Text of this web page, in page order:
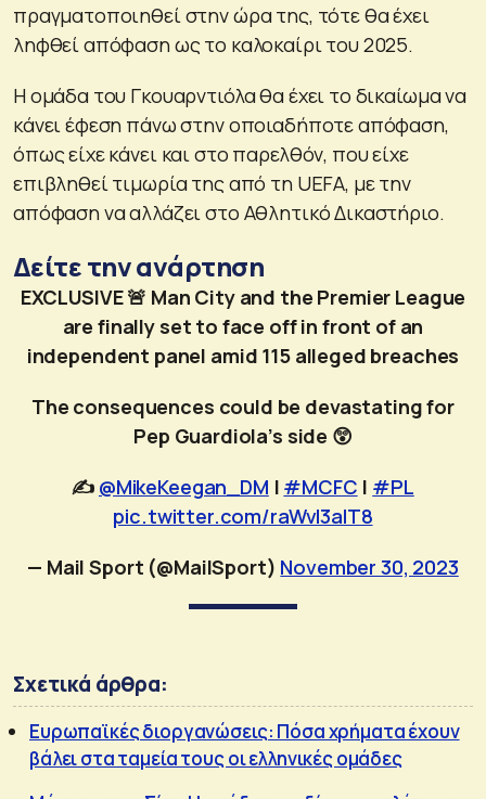
πραγματοποιηθεί στην ώρα της, τότε θα έχει
ληφθεί απόφαση ως το καλοκαίρι του 2025.
Η ομάδα του Γκουαρντιόλα θα έχει το δικαίωμα να
κάνει έφεση πάνω στην οποιαδήποτε απόφαση,
όπως είχε κάνει και στο παρελθόν, που είχε
επιβληθεί τιμωρία της από τη UEFA, με την
απόφαση να αλλάζει στο Αθλητικό Δικαστήριο.
Δείτε την ανάρτηση
EXCLUSIVE 🚨 Man City and the Premier League
are finally set to face off in front of an
independent panel amid 115 alleged breaches
The consequences could be devastating for
Pep Guardiola’s side 😲
✍️ @MikeKeegan_DM | #MCFC | #PL
pic.twitter.com/raWvI3alT8
— Mail Sport (@MailSport) November 30, 2023
Σχετικά άρθρα:
Ευρωπαϊκές διοργανώσεις: Πόσα χρήματα έχουν
βάλει στα ταμεία τους οι ελληνικές ομάδες